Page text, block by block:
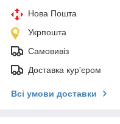
Нова Пошта
Укрпошта
Самовивіз
Доставка кур'єром
Всі умови доставки